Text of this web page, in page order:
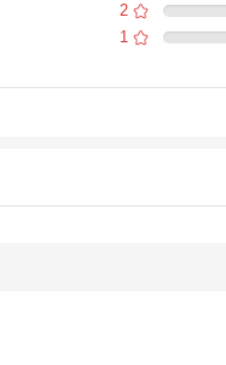
2
1